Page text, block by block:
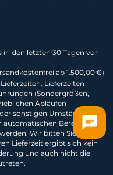
den letzten 30 Tagen vor
ab 1.500,00 €)
Lieferzeiten
(Sondergrößen,
Abläufen
sonstigen Umständen
Berechnung
Wir bitten Sie dies zu
Lieferzeit ergibt sich kein
und auch nicht die